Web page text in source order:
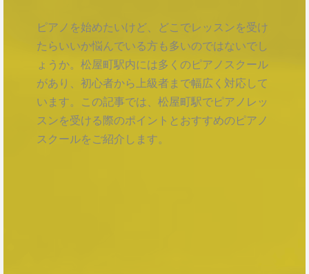
ピアノを始めたいけど、どこでレッスンを受け
たらいいか悩んでいる方も多いのではないでし
ょうか。松屋町駅内には多くのピアノスクール
があり、初心者から上級者まで幅広く対応して
います。この記事では、松屋町駅でピアノレッ
スンを受ける際のポイントとおすすめのピアノ
スクールをご紹介します。